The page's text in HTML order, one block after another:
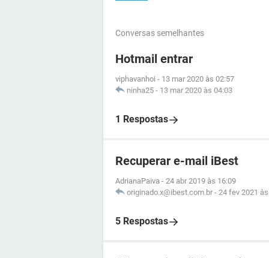
Conversas semelhantes
Hotmail entrar
viphavanhoi - 13 mar 2020 às 02:57
ninha25 - 13 mar 2020 às 04:03
1 Respostas
Recuperar e-mail iBest
AdrianaPaiva - 24 abr 2019 às 16:09
originado.x@ibest.com.br - 24 fev 2021
5 Respostas